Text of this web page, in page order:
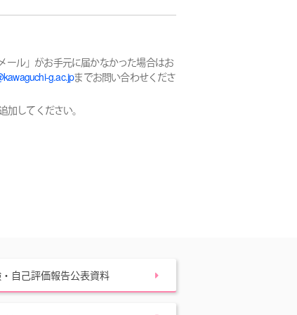
ール」がお手元に届かなかった場合はお
g.ac.jpまでお問い合わせくださ
してください。
自己評価報告公表資料